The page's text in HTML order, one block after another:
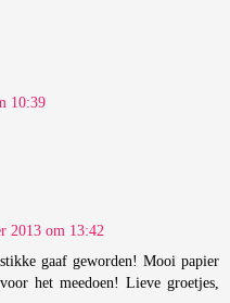
10:39
2013 om 13:42
gaaf geworden! Mooi papier
het meedoen! Lieve groetjes,